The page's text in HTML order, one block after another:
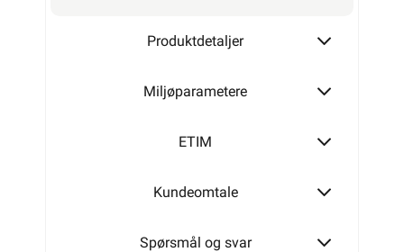
Produktdetaljer
Miljøparametere
ETIM
Kundeomtale
Spørsmål og svar